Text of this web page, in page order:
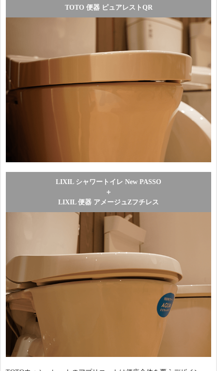
TOTO 便器 ピュアレストQR
LIXIL シャワートイレ New PASSO
＋
LIXIL 便器 アメージュZフチレス